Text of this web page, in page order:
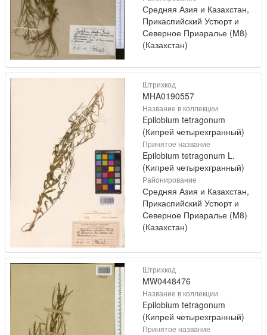
Средняя Азия и Казахстан,
Прикаспийский Устюрт и
Северное Приаралье (M8)
(Казахстан)
Штрихкод
MHA0190557
Название в коллекции
Epilobium tetragonum
(Кипрей четырехгранный)
Принятое название
Epilobium tetragonum L.
(Кипрей четырехгранный)
Районирование
Средняя Азия и Казахстан,
Прикаспийский Устюрт и
Северное Приаралье (M8)
(Казахстан)
Штрихкод
MW0448476
Название в коллекции
Epilobium tetragonum
(Кипрей четырехгранный)
Принятое название